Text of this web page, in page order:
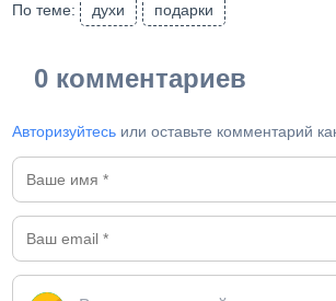
По теме: духи подарки
0 комментариев
Авторизуйтесь или оставьте комментарий